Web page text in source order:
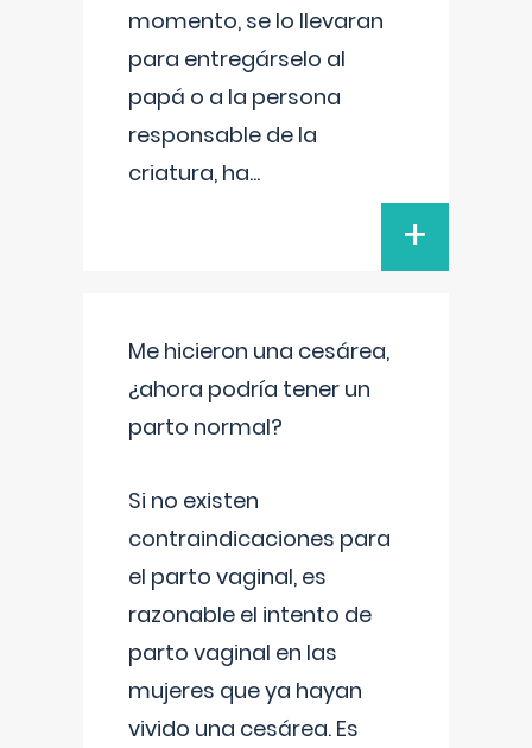
momento, se lo llevaran
para entregárselo al
papá o a la persona
responsable de la
criatura, ha...
+
Me hicieron una cesárea,
¿ahora podría tener un
parto normal?
Si no existen
contraindicaciones para
el parto vaginal, es
razonable el intento de
parto vaginal en las
mujeres que ya hayan
vivido una cesárea. Es